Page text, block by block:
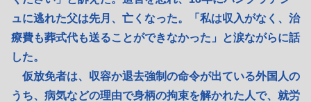
ュに逃れた父は先月、亡くなった。「私は収入がなく、治
療費も葬式代も送ることができなかった」と涙ながらに話
した。
仮放免者は、収容か退去強制の命令が出ている外国人の
うち、病気などの理由で身柄の拘束を解かれた人で、就労